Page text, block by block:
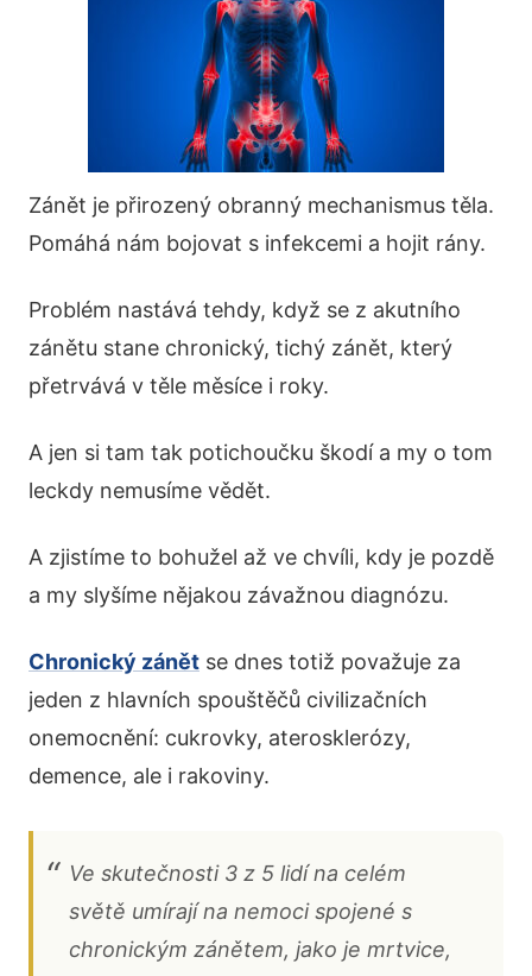
Zánět je přirozený obranný mechanismus těla.
Pomáhá nám bojovat s infekcemi a hojit rány.
Problém nastává tehdy, když se z akutního
zánětu stane chronický, tichý zánět, který
přetrvává v těle měsíce i roky.
A jen si tam tak potichoučku škodí a my o tom
leckdy nemusíme vědět.
A zjistíme to bohužel až ve chvíli, kdy je pozdě
a my slyšíme nějakou závažnou diagnózu.
Chronický zánět se dnes totiž považuje za
jeden z hlavních spouštěčů civilizačních
onemocnění: cukrovky, aterosklerózy,
demence, ale i rakoviny.
Ve skutečnosti 3 z 5 lidí na celém
světě umírají na nemoci spojené s
chronickým zánětem, jako je mrtvice,